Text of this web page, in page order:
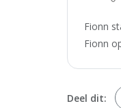
Fionn
Fionn
Deel dit: